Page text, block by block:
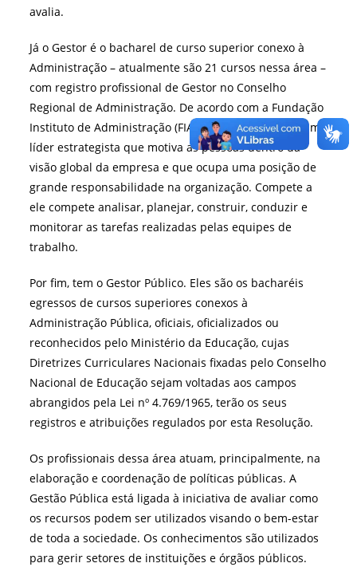
avalia.
Já o Gestor é o bacharel de curso superior conexo à
Administração – atualmente são 21 cursos nessa área –
com registro profissional de Gestor no Conselho
Regional de Administração. De acordo com a Fundação
Instituto de Administração (FIA), este profissional é um
líder estrategista que motiva as pessoas dentro da
visão global da empresa e que ocupa uma posição de
grande responsabilidade na organização. Compete a
ele compete analisar, planejar, construir, conduzir e
monitorar as tarefas realizadas pelas equipes de
trabalho.
Por fim, tem o Gestor Público. Eles são os bacharéis
egressos de cursos superiores conexos à
Administração Pública, oficiais, oficializados ou
reconhecidos pelo Ministério da Educação, cujas
Diretrizes Curriculares Nacionais fixadas pelo Conselho
Nacional de Educação sejam voltadas aos campos
abrangidos pela Lei nº 4.769/1965, terão os seus
registros e atribuições regulados por esta Resolução.
Os profissionais dessa área atuam, principalmente, na
elaboração e coordenação de políticas públicas. A
Gestão Pública está ligada à iniciativa de avaliar como
os recursos podem ser utilizados visando o bem-estar
de toda a sociedade. Os conhecimentos são utilizados
para gerir setores de instituições e órgãos públicos.